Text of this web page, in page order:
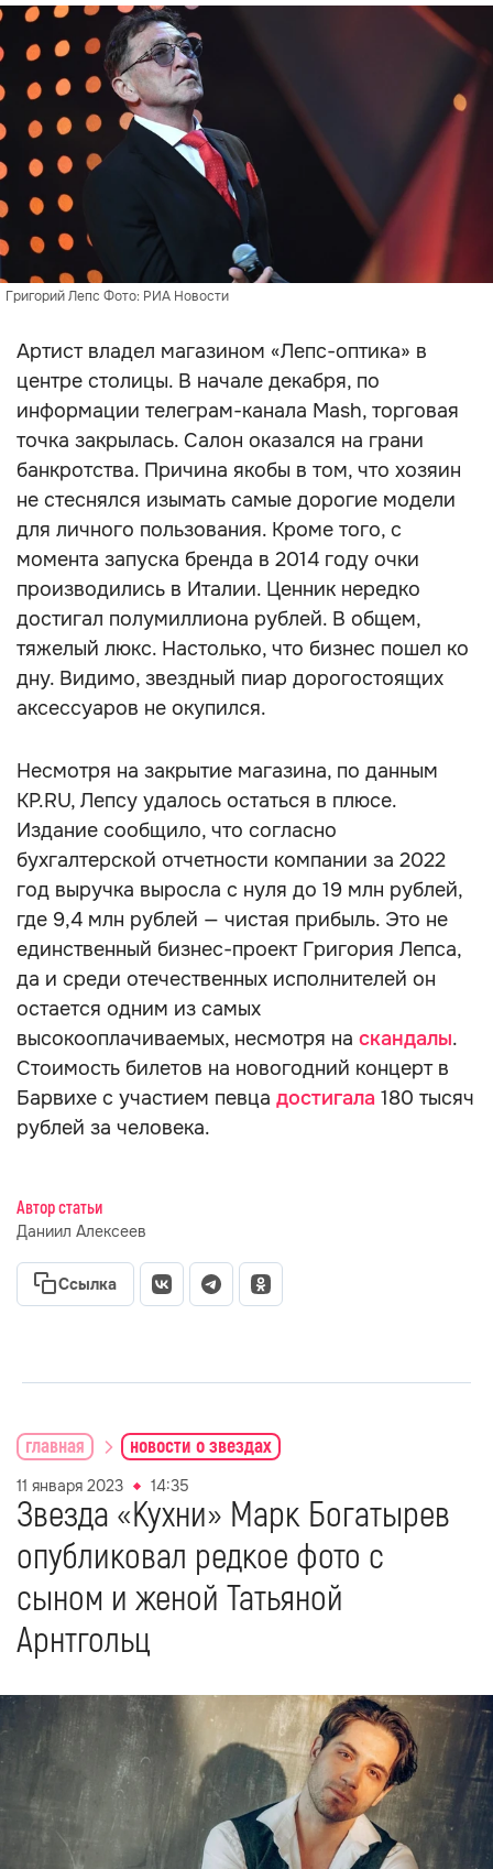
Григорий Лепс Фото: РИА Новости
Артист владел магазином «Лепс-оптика» в
центре столицы. В начале декабря, по
информации телеграм-канала Mash, торговая
точка закрылась. Салон оказался на грани
банкротства. Причина якобы в том, что хозяин
не стеснялся изымать самые дорогие модели
для личного пользования. Кроме того, с
момента запуска бренда в 2014 году очки
производились в Италии. Ценник нередко
достигал полумиллиона рублей. В общем,
тяжелый люкс. Настолько, что бизнес пошел ко
дну. Видимо, звездный пиар дорогостоящих
аксессуаров не окупился.
Несмотря на закрытие магазина, по данным
KP.RU, Лепсу удалось остаться в плюсе.
Издание сообщило, что согласно
бухгалтерской отчетности компании за 2022
год выручка выросла с нуля до 19 млн рублей,
где 9,4 млн рублей — чистая прибыль. Это не
единственный бизнес-проект Григория Лепса,
да и среди отечественных исполнителей он
остается одним из самых
высокооплачиваемых, несмотря на скандалы.
Стоимость билетов на новогодний концерт в
Барвихе с участием певца достигала 180 тысяч
рублей за человека.
Автор статьи
Даниил Алексеев
Ссылка
главная новости о звездах
11 января 2023 14:35
Звезда «Кухни» Марк Богатырев
опубликовал редкое фото с
сыном и женой Татьяной
Арнтгольц